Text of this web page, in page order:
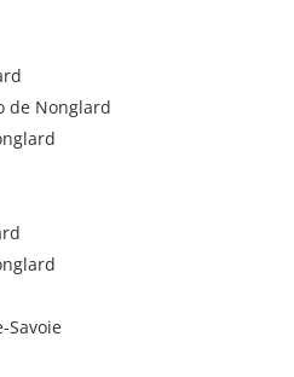
de Nonglard
Savoie